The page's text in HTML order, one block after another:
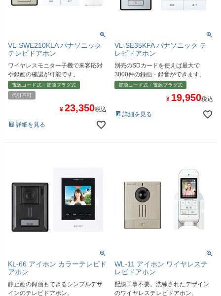
VL-SWE210KLA パナソニック
テレビドアホン
ワイヤレスモニター子機で来客応対
や録画の確認が可能です。
電源コード式・電源プラグ式
代引不可
¥ 23,350税込
詳細を見る
VL-SE35KFA パナソニック テ
レビドアホン
別売のSDカードを使えば最大で
3000件の録画・録音ができます。
電源コード式・電源プラグ式
¥ 19,950税込
詳細を見る
KL-66 アイホン カラーテレビド
アホン
静止画の録画もできるシンプルデザ
インのテレビドアホン。
WL-11 アイホン ワイヤレステ
レビドアホン
配線工事不要。洗練されたデザイン
のワイヤレステレビドアホン。